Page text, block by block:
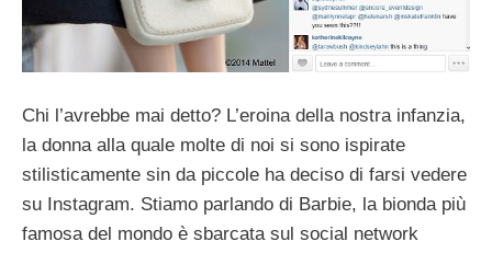
Chi l’avrebbe mai detto? L’eroina della nostra infanzia,
la donna alla quale molte di noi si sono ispirate
stilisticamente sin da piccole ha deciso di farsi vedere
su Instagram. Stiamo parlando di Barbie, la bionda più
famosa del mondo è sbarcata sul social network